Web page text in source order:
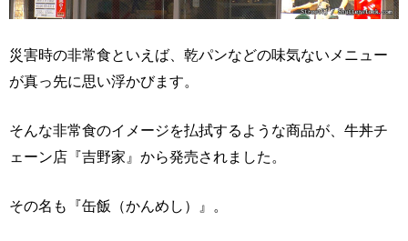
災害時の非常食といえば、乾パンなどの味気ないメニュー
が真っ先に思い浮かびます。
そんな非常食のイメージを払拭するような商品が、牛丼チ
ェーン店『吉野家』から発売されました。
その名も『缶飯（かんめし）』。